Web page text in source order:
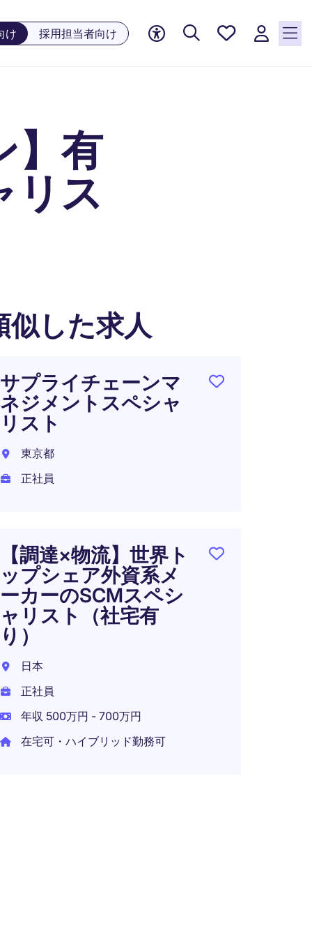
け 採用担当者向け
お気に
】有
リス
似した求人
サプライチェーンマ
ネジメントスペシャ
リスト
東京都
正社員
【調達×物流】世界ト
ップシェア外資系メ
ーカーのSCMスペシ
ャリスト（社宅有
り）
日本
正社員
年収 500万円 - 700万円
在宅可・ハイブリッド勤務可